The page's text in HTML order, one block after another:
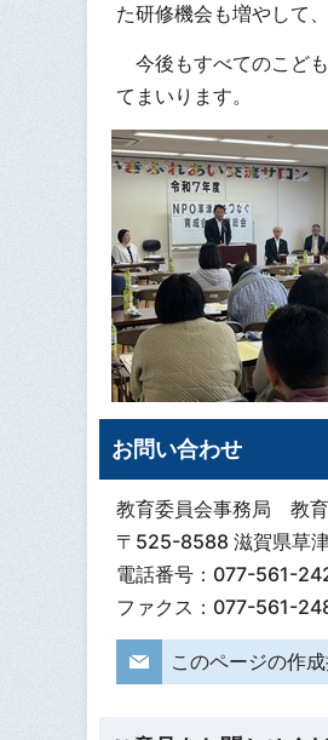
た研修機会も増やして
今後もすべてのこど
てまいります。
お問い合わせ
教育委員会事務局 教
〒525-8588 滋賀県草
電話番号：077-561-
ファクス：077-561-
このページの作